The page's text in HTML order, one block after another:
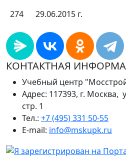
274 29.06.2015 г.
КОНТАКТНАЯ
Учебный центр
Адрес: 117393, г.
стр. 1
Тел.: +7 (495) 331 50-55
E-mail: info@mskupk.ru